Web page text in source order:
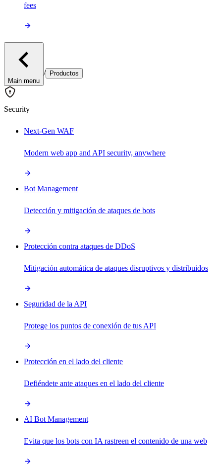
fees
Main menu
/ Productos
Security
Next-Gen WAF
Modern web app and API security, anywhere
Bot Management
Detección y mitigación de ataques de bots
Protección contra ataques de DDoS
Mitigación automática de ataques disruptivos y distribuidos
Seguridad de la API
Protege los puntos de conexión de tus API
Protección en el lado del cliente
Defiéndete ante ataques en el lado del cliente
AI Bot Management
Evita que los bots con IA rastreen el contenido de una web